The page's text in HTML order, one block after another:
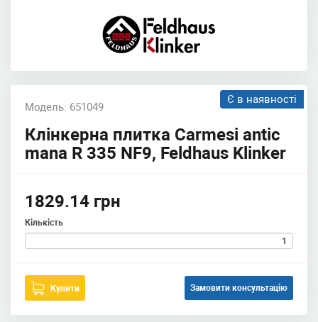
Модель: 651049
Є в наявності
Клінкерна плитка Carmesi antic
mana R 335 NF9, Feldhaus Klinker
1829.14 грн
Кількість
Купити Замовити консультацію